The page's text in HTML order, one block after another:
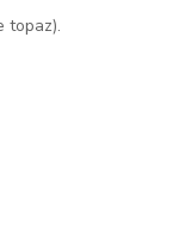
topaz).